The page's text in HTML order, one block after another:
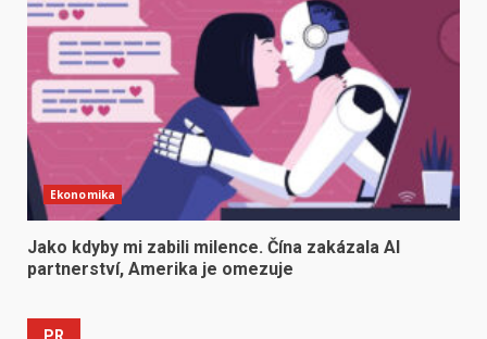
Ekonomika
Jako kdyby mi zabili milence. Čína zakázala AI
partnerství, Amerika je omezuje